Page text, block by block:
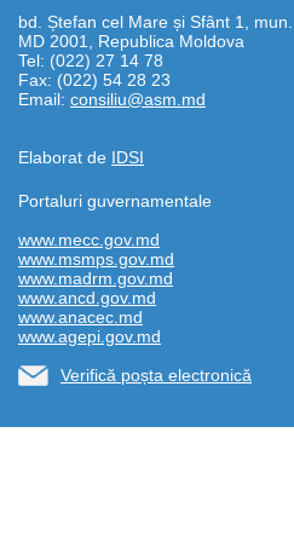
bd. Ștefan cel Mare și Sfânt 1,
MD 2001, Republica Moldova
Tel: (022) 27 14 78
Fax: (022) 54 28 23
Email: consiliu@asm.md
Elaborat de IDSI
Portaluri guvernamentale
www.mecc.gov.md
www.msmps.gov.md
www.madrm.gov.md
www.ancd.gov.md
www.anacec.md
www.agepi.gov.md
Verifică poșta electronică